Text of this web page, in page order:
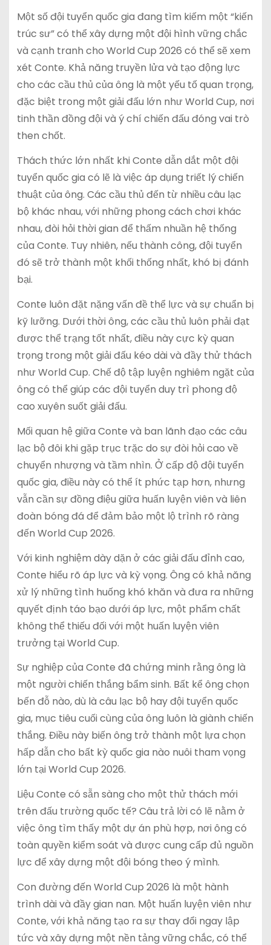
Một số đội tuyển quốc gia đang tìm kiếm một “kiến
trúc sư” có thể xây dựng một đội hình vững chắc
và cạnh tranh cho World Cup 2026 có thể sẽ xem
xét Conte. Khả năng truyền lửa và tạo động lực
cho các cầu thủ của ông là một yếu tố quan trọng,
đặc biệt trong một giải đấu lớn như World Cup, nơi
tinh thần đồng đội và ý chí chiến đấu đóng vai trò
then chốt.
Thách thức lớn nhất khi Conte dẫn dắt một đội
tuyển quốc gia có lẽ là việc áp dụng triết lý chiến
thuật của ông. Các cầu thủ đến từ nhiều câu lạc
bộ khác nhau, với những phong cách chơi khác
nhau, đòi hỏi thời gian để thấm nhuần hệ thống
của Conte. Tuy nhiên, nếu thành công, đội tuyển
đó sẽ trở thành một khối thống nhất, khó bị đánh
bại.
Conte luôn đặt nặng vấn đề thể lực và sự chuẩn bị
kỹ lưỡng. Dưới thời ông, các cầu thủ luôn phải đạt
được thể trạng tốt nhất, điều này cực kỳ quan
trọng trong một giải đấu kéo dài và đầy thử thách
như World Cup. Chế độ tập luyện nghiêm ngặt của
ông có thể giúp các đội tuyển duy trì phong độ
cao xuyên suốt giải đấu.
Mối quan hệ giữa Conte và ban lãnh đạo các câu
lạc bộ đôi khi gặp trục trặc do sự đòi hỏi cao về
chuyển nhượng và tầm nhìn. Ở cấp độ đội tuyển
quốc gia, điều này có thể ít phức tạp hơn, nhưng
vẫn cần sự đồng điệu giữa huấn luyện viên và liên
đoàn bóng đá để đảm bảo một lộ trình rõ ràng
đến World Cup 2026.
Với kinh nghiệm dày dặn ở các giải đấu đỉnh cao,
Conte hiểu rõ áp lực và kỳ vọng. Ông có khả năng
xử lý những tình huống khó khăn và đưa ra những
quyết định táo bạo dưới áp lực, một phẩm chất
không thể thiếu đối với một huấn luyện viên
trưởng tại World Cup.
Sự nghiệp của Conte đã chứng minh rằng ông là
một người chiến thắng bẩm sinh. Bất kể ông chọn
bến đỗ nào, dù là câu lạc bộ hay đội tuyển quốc
gia, mục tiêu cuối cùng của ông luôn là giành chiến
thắng. Điều này biến ông trở thành một lựa chọn
hấp dẫn cho bất kỳ quốc gia nào nuôi tham vọng
lớn tại World Cup 2026.
Liệu Conte có sẵn sàng cho một thử thách mới
trên đấu trường quốc tế? Câu trả lời có lẽ nằm ở
việc ông tìm thấy một dự án phù hợp, nơi ông có
toàn quyền kiểm soát và được cung cấp đủ nguồn
lực để xây dựng một đội bóng theo ý mình.
Con đường đến World Cup 2026 là một hành
trình dài và đầy gian nan. Một huấn luyện viên như
Conte, với khả năng tạo ra sự thay đổi ngay lập
tức và xây dựng một nền tảng vững chắc, có thể